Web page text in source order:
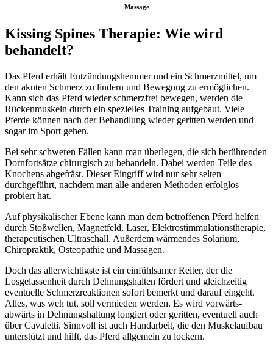
Massage
Kissing Spines Therapie: Wie wird
behandelt?
Das Pferd erhält Entzündungshemmer und ein Schmerzmittel, um
den akuten Schmerz zu lindern und Bewegung zu ermöglichen.
Kann sich das Pferd wieder schmerzfrei bewegen, werden die
Rückenmuskeln durch ein spezielles Training aufgebaut. Viele
Pferde können nach der Behandlung wieder geritten werden und
sogar im Sport gehen.
Bei sehr schweren Fällen kann man überlegen, die sich berührenden
Dornfortsätze chirurgisch zu behandeln. Dabei werden Teile des
Knochens abgefräst. Dieser Eingriff wird nur sehr selten
durchgeführt, nachdem man alle anderen Methoden erfolglos
probiert hat.
Auf physikalischer Ebene kann man dem betroffenen Pferd helfen
durch Stoßwellen, Magnetfeld, Laser, Elektrostimmulationstherapie,
therapeutischen Ultraschall. Außerdem wärmendes Solarium,
Chiropraktik, Osteopathie und Massagen.
Doch das allerwichtigste ist ein einfühlsamer Reiter, der die
Losgelassenheit durch Dehnungshalten fördert und gleichzeitig
eventuelle Schmerzreaktionen sofort bemerkt und darauf eingeht.
Alles, was weh tut, soll vermieden werden. Es wird vorwärts-
abwärts in Dehnungshaltung longiert oder geritten, eventuell auch
über Cavaletti. Sinnvoll ist auch Handarbeit, die den Muskelaufbau
unterstützt und hilft, das Pferd allgemein zu lockern.